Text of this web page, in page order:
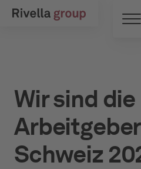
Zum Hauptinhalt springen
Wir sind
Schweiz